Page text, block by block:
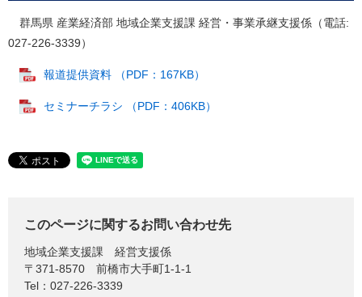
群馬県 産業経済部 地域企業支援課 経営・事業承継支援係（電話:
027-226-3339）
報道提供資料 （PDF：167KB）
セミナーチラシ （PDF：406KB）
このページに関するお問い合わせ先
地域企業支援課
経営支援係
〒371-8570
前橋市大手町1-1-1
Tel：027-226-3339